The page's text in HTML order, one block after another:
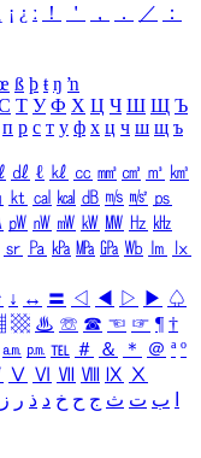
¡ ¿ ː ！ ＇ ， ． ／
：
ß þ ŧ ŋ ŉ
Т У Ф Х Ц Ч Ш Щ Ъ
п р с т у ф х ц ч ш щ ъ
㎗ ℓ ㎘ ㏄ ㎣ ㎤ ㎥ ㎦
㏏ ㎈ ㎉ ㏈ ㎧ ㎨ ㎰
㎺ ㎻ ㎽ ㎾ ㎿ ㎐ ㎑
㏛ ㎩ ㎪ ㎫ ㎬ ㏝ ㏐
㏓
↓ ↔ 〓 ◁ ◀ ▷ ▶ ♤
▩ ♨ ☏ ☎ ☜ ☞ ¶ †
㏂ ㏘ ℡ ＃ ＆ ＊ ＠ ª º
Ⅴ Ⅵ Ⅶ Ⅷ Ⅸ Ⅹ
ب ت ث ج ح خ د ذ ر ز